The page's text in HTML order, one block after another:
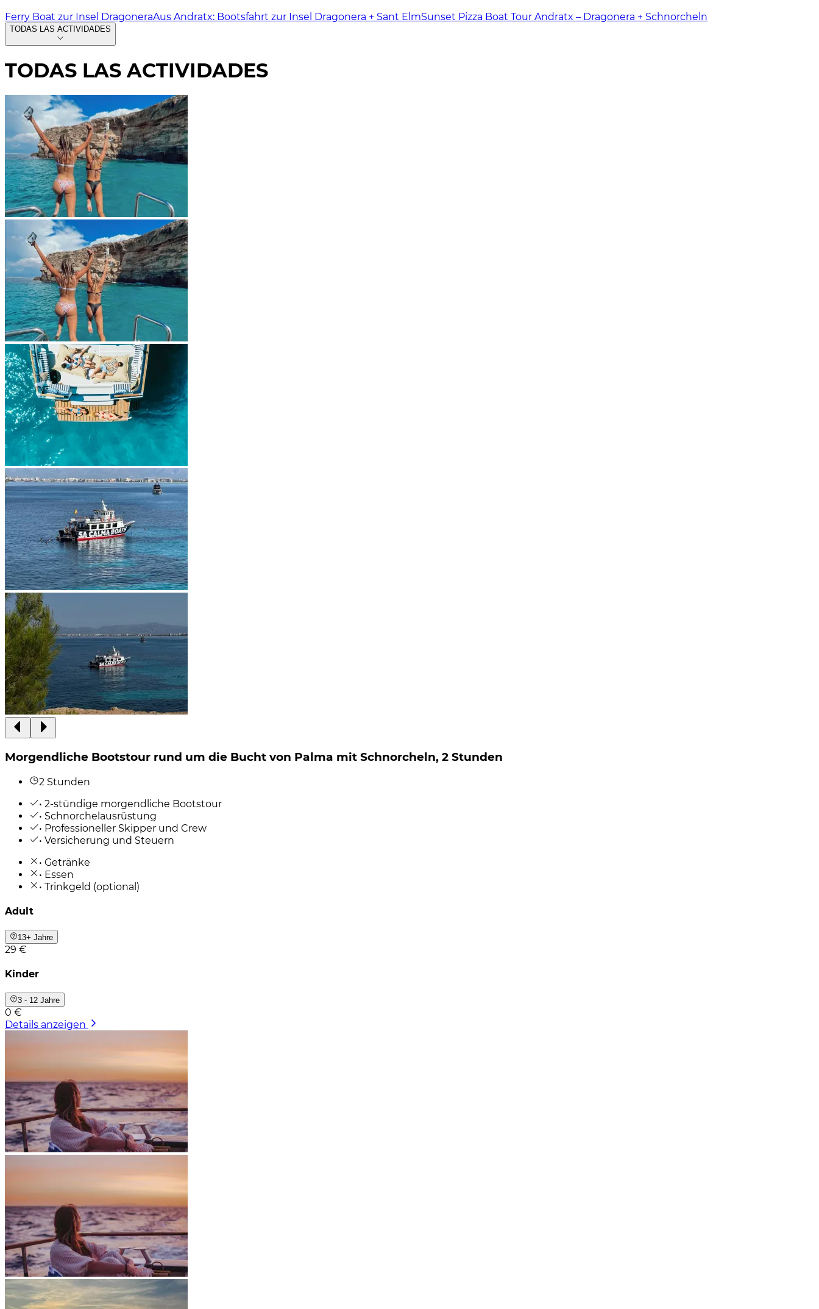
Ferry Boat zur Insel DragoneraAus Andratx: Bootsfahrt zur Insel Dragonera + Sant ElmSunset Pizza Boat Tour Andratx – Dragonera + Schnorcheln
TODAS LAS ACTIVIDADES
TODAS LAS ACTIVIDADES
Morgendliche Bootstour rund um die Bucht von Palma mit Schnorcheln, 2 Stunden
2 Stunden
• 2-stündige morgendliche Bootstour
• Schnorchelausrüstung
• Professioneller Skipper und Crew
• Versicherung und Steuern
• Getränke
• Essen
• Trinkgeld (optional)
Adult
13+ Jahre
29 €
Kinder
3 - 12 Jahre
0 €
Details anzeigen